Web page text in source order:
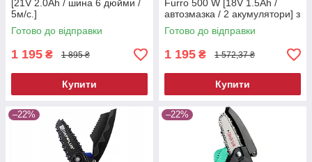
[21V 2.0Ah / шина 6 дюйми /
5м/с.]
Готово до відправки
1 195 ₴ 1 895 ₴
Купити
Furro 500 W [18V 1.5Ah /
автозмазка / 2 акумулятори] з
бачком для масла
Готово до відправки
1 195 ₴ 1 572,37 ₴
Купити
–22% –22%